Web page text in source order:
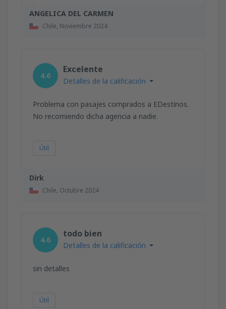
ANGELICA DEL CARMEN
Chile, Noviembre 2024
Dirk
Chile, Octubre 2024
4.6
Excelente
Detalles de la calificación
Problema con pasajes comprados a EDestinos.
No recomiendo dicha agencia a nadie.
Útil
4.6
todo bien
Detalles de la calificación
sin detalles
Útil